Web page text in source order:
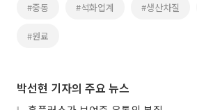
#중동 #석화업계 #생산차질
#원료
박선현 기자의 주요 뉴스